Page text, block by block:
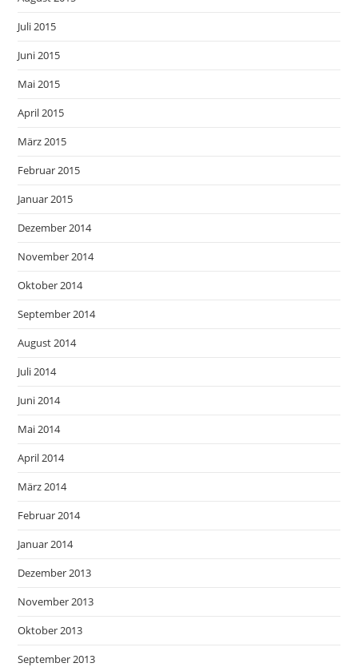
Juli 2015
Juni 2015
Mai 2015
April 2015
März 2015
Februar 2015
Januar 2015
Dezember 2014
November 2014
Oktober 2014
September 2014
August 2014
Juli 2014
Juni 2014
Mai 2014
April 2014
März 2014
Februar 2014
Januar 2014
Dezember 2013
November 2013
Oktober 2013
September 2013